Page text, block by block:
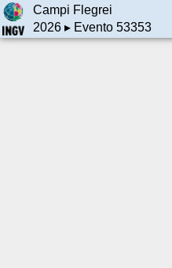
Campi Flegrei
2026▸ Evento 53353